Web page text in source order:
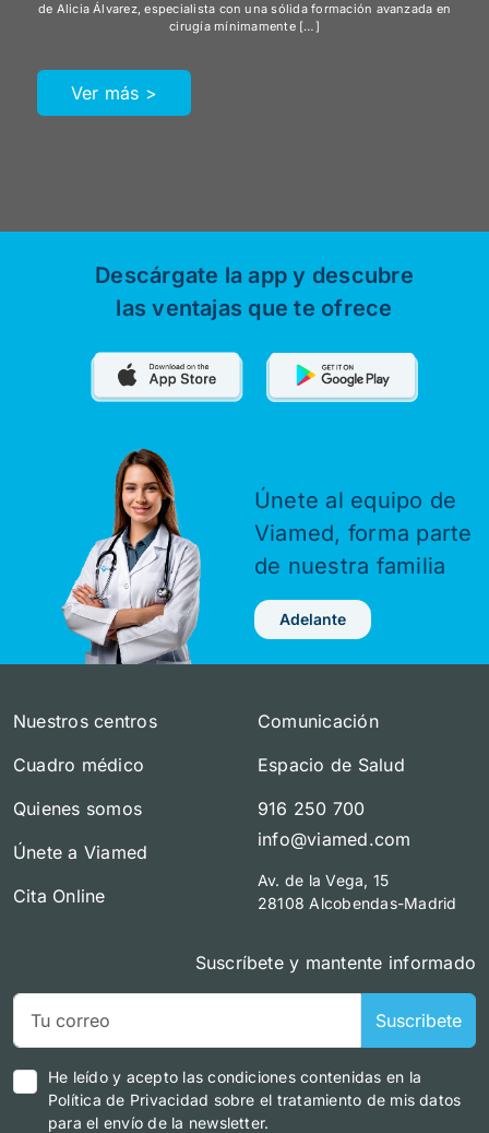
de Alicia Álvarez, especialista con una sólida formación avanzada en
cirugía mínimamente […]
Ver más >
Descárgate la app y descubre
las ventajas que te ofrece
Únete al equipo de
Viamed, forma parte
de nuestra familia
Adelante
Nuestros centros
Cuadro médico
Quienes somos
Únete a Viamed
Cita Online
Comunicación
Espacio de Salud
916 250 700
info@viamed.com
Av. de la Vega, 15
28108 Alcobendas-Madrid
Suscríbete y mantente informado
Suscribete
He leído y acepto las condiciones contenidas en la
Política de Privacidad sobre el tratamiento de mis datos
para el envío de la newsletter.